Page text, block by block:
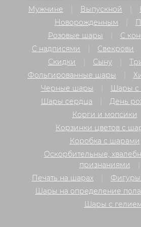
Мужчине
Выпускной
Новорожденным
Розовые шары
С
С надписями
Свекрови
Скидки
Сыну
Фольгированные шары
Черные шары
Шары с
Шары сердца
День
Корги и мопсики
Корзинки цветов с
Коробка с шарами
Оскорбительные,
признаниями
Печать на шарах
Шары на определение
Шары с